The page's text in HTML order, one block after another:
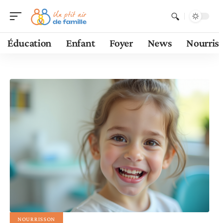
Éducation Enfant Foyer News
NOURRISSON